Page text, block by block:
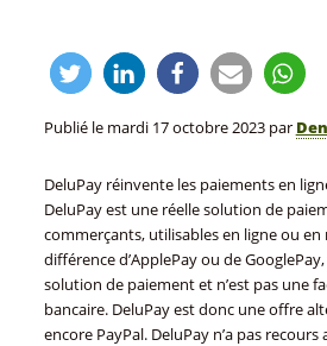
Publié le mardi 17 octobre 2023par
DeluPay réinvente les paiements en
DeluPay est une réelle solution de
commerçants, utilisables en ligne ou en
différence d’ApplePay ou de
solution de paiement et n’est pas une
bancaire. DeluPay est donc une offre
encore PayPal. DeluPay n’a pas